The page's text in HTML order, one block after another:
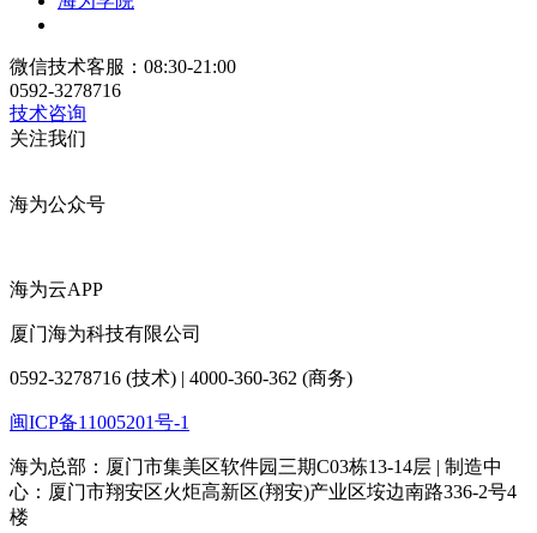
微信技术客服：08:30-21:00
0592-3278716
技术咨询
关注我们
海为公众号
海为云APP
厦门海为科技有限公司
0592-3278716 (技术) | 4000-360-362 (商务)
闽ICP备11005201号-1
海为总部：厦门市集美区软件园三期C03栋13-14层 | 制造中
心：厦门市翔安区火炬高新区(翔安)产业区垵边南路336-2号4
楼